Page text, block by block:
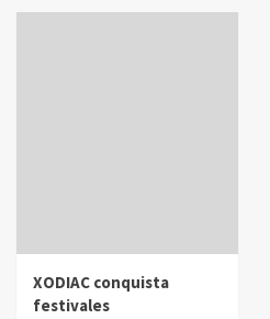
XODIAC conquista
festivales